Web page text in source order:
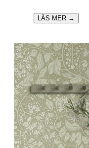
LÄS MER →